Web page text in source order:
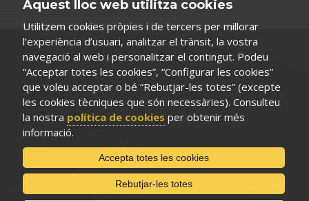
Aquest lloc web utilitza cookies
Utilitzem cookies pròpies i de tercers per millorar
l’experiència d’usuari, analitzar el trànsit, la vostra
navegació al web i personalitzar el contingut. Podeu
“Acceptar totes les cookies”, “Configurar les cookies”
que voleu acceptar o bé “Rebutjar-les totes” (excepte
les cookies tècniques que són necessàries). Consulteu
la nostra política de cookies per obtenir més
informació.
Accepta totes les cookies
Rebutjar-les totes